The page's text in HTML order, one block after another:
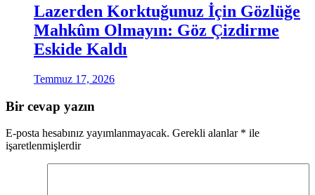
Lazerden Korktuğunuz İçin Gözlüğe
Mahkûm Olmayın: Göz Çizdirme
Eskide Kaldı
Temmuz 17, 2026
Bir cevap yazın
E-posta hesabınız yayımlanmayacak. Gerekli alanlar * ile
işaretlenmişlerdir